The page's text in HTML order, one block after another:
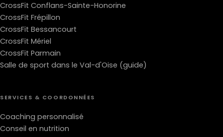
CrossFit Conflans-Sainte-Honorine
CrossFit Frépillon
CrossFit Bessancourt
CrossFit Mériel
CrossFit Parmain
Salle de sport dans le Val-d'Oise (guide)
SERVICES & COORDONNÉES
Coaching personnalisé
Conseil en nutrition